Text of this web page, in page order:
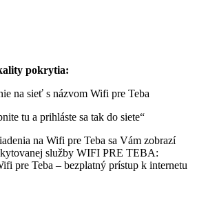
pokrytia:
na sieť s názvom Wifi pre Teba
tu a prihláste sa tak do siete“
na Wifi pre Teba sa Vám zobrazí
služby WIFI PRE TEBA:
pre Teba – bezplatný prístup k internetu